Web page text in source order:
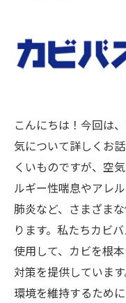
こんにちは！今回は
気について詳しくお
くいものですが、空
ルギー性喘息やアレ
肺炎など、さまざま
ります。私たちカビ
使用して、カビを根
対策を提供していま
環境を維持するため